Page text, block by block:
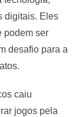
digitais. Eles
podem ser
desafio para a
caiu
jogos pela